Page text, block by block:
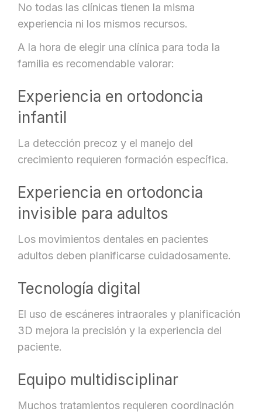
No todas las clínicas tienen la misma
experiencia ni los mismos recursos.
A la hora de elegir una clínica para toda la
familia es recomendable valorar:
Experiencia en ortodoncia
infantil
La detección precoz y el manejo del
crecimiento requieren formación específica.
Experiencia en ortodoncia
invisible para adultos
Los movimientos dentales en pacientes
adultos deben planificarse cuidadosamente.
Tecnología digital
El uso de escáneres intraorales y planificación
3D mejora la precisión y la experiencia del
paciente.
Equipo multidisciplinar
Muchos tratamientos requieren coordinación